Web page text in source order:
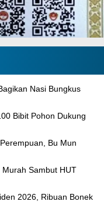
Nasi Bungkus
Bibit Pohon Dukung
Bu Mun
Sambut HUT
2026, Ribuan Bonek